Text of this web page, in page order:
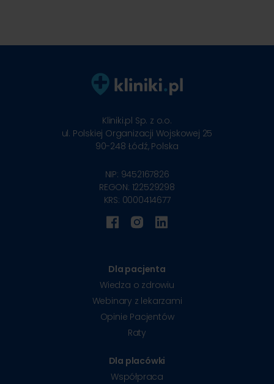
Kliniki.pl Sp. z o.o.
ul. Polskiej Organizacji Wojskowej 25
90-248 Łódź, Polska
NIP: 9452167826
REGON: 122529298
KRS: 0000414677
Dla pacjenta
Wiedza o zdrowiu
Webinary z lekarzami
Opinie Pacjentów
Raty
Dla placówki
Współpraca